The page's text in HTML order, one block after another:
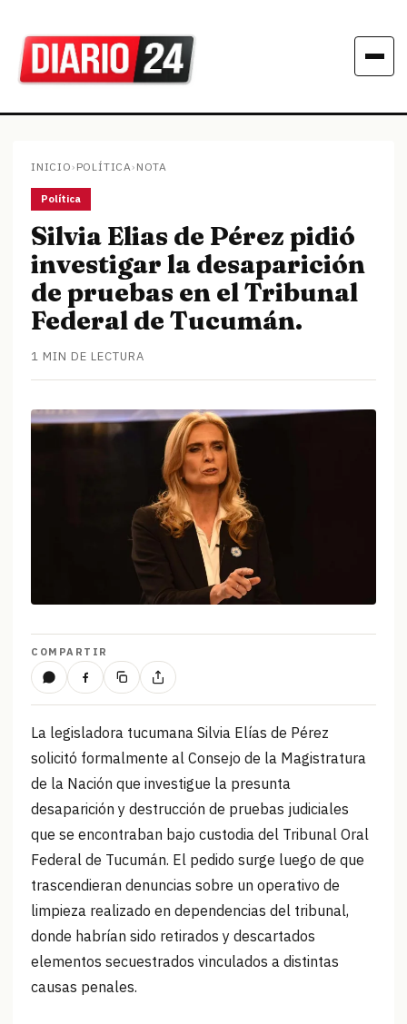
INICIO› POLÍTICA› NOTA
Política
Silvia Elias de Pérez pidió
investigar la desaparición
de pruebas en el Tribunal
Federal de Tucumán.
1 MIN DE LECTURA
COMPARTIR
La legisladora tucumana Silvia Elías de Pérez
solicitó formalmente al Consejo de la Magistratura
de la Nación que investigue la presunta
desaparición y destrucción de pruebas judiciales
que se encontraban bajo custodia del Tribunal Oral
Federal de Tucumán. El pedido surge luego de que
trascendieran denuncias sobre un operativo de
limpieza realizado en dependencias del tribunal,
donde habrían sido retirados y descartados
elementos secuestrados vinculados a distintas
causas penales.